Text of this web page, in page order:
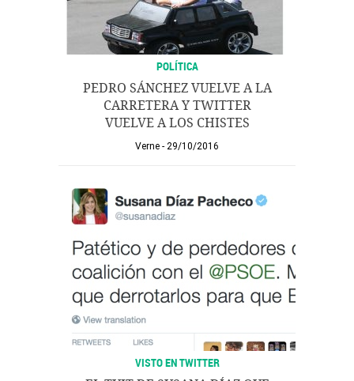
POLÍTICA
PEDRO SÁNCHEZ VUELVE A LA
CARRETERA Y TWITTER
VUELVE A LOS CHISTES
Verne 29/10/2016
VISTO EN TWITTER